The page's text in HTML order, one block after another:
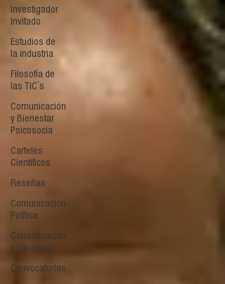
Investigador
Invitado
Estudios de
la industria
Filosofía de
las TIC´s
Comunicación
y Bienestar
Psicosocia
Carteles
Científicos
Reseñas
Comunicación
Política
Comunicación
y Educación
Convocatorias